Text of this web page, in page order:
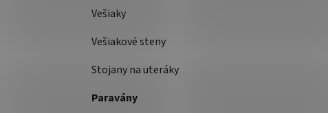
Vešiaky
Vešiakové steny
Stojany na uteráky
Paravány